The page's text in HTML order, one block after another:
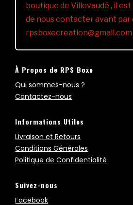
boutique de Villevaudé , il
de nous contacter avant par
rpsboxecreation@gmail.com
À Propos de RPS Boxe
Qui sommes-nous ?
Contactez-nous
Informations Utiles
Livraison et Retours
Conditions Générales
Politique de Confidentialité
Suivez-nous
Facebook